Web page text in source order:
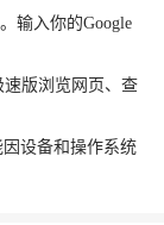
输入你的Google
速版浏览网页、查
设备和操作系统